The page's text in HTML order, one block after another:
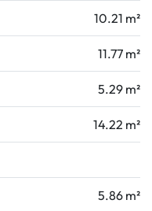
10.21 m²
11.77 m²
5.29 m²
14.22 m²
5.86 m²